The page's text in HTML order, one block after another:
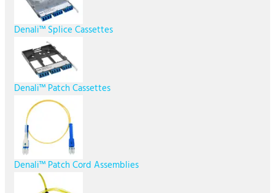
Denali™ Splice Cassettes
Denali™ Patch Cassettes
Denali™ Patch Cord Assemblies